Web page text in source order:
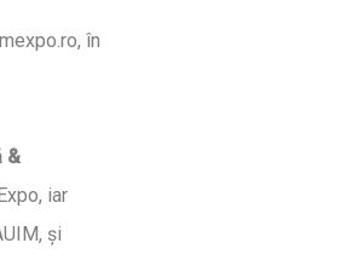
în
&
iar
și